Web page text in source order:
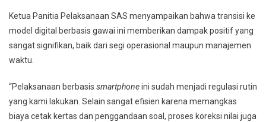
Ketua Panitia Pelaksanaan SAS menyampaikan bahwa transisi ke
model digital berbasis gawai ini memberikan dampak positif yang
sangat signifikan, baik dari segi operasional maupun manajemen
waktu.
“Pelaksanaan berbasis smartphoneini sudah menjadi regulasi rutin
yang kami lakukan. Selain sangat efisien karena memangkas
biaya cetak kertas dan penggandaan soal, proses koreksi nilai juga